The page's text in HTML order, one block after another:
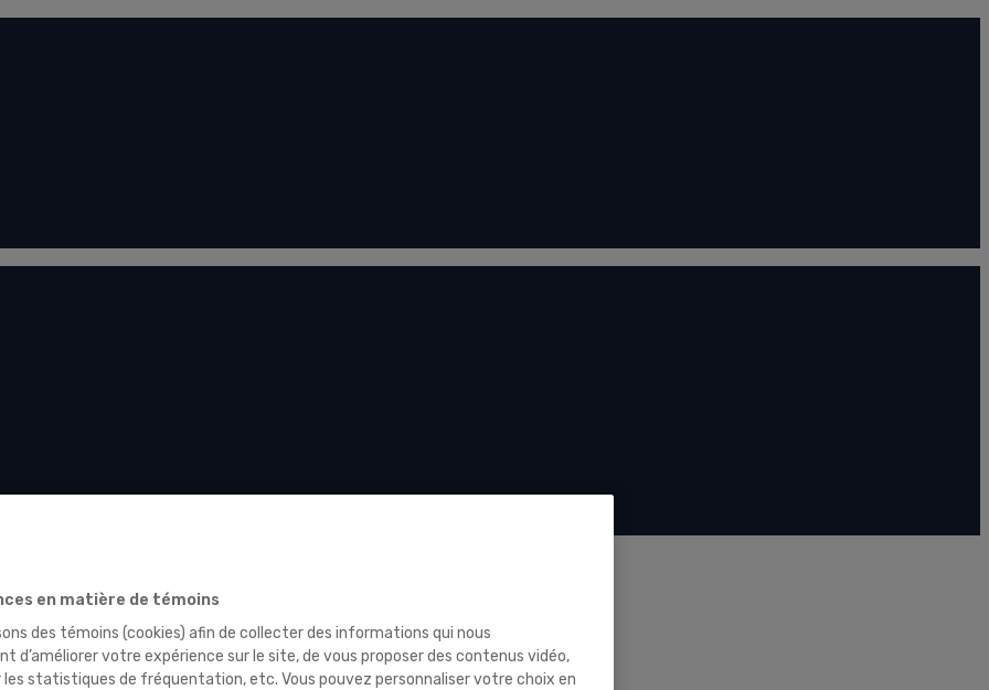
en matière de témoins
des témoins (cookies) afin de collecter des informations qui nous
d’améliorer votre expérience sur le site, de vous proposer des contenus vidéo,
les statistiques de fréquentation, etc. Vous pouvez personnaliser votre choix en